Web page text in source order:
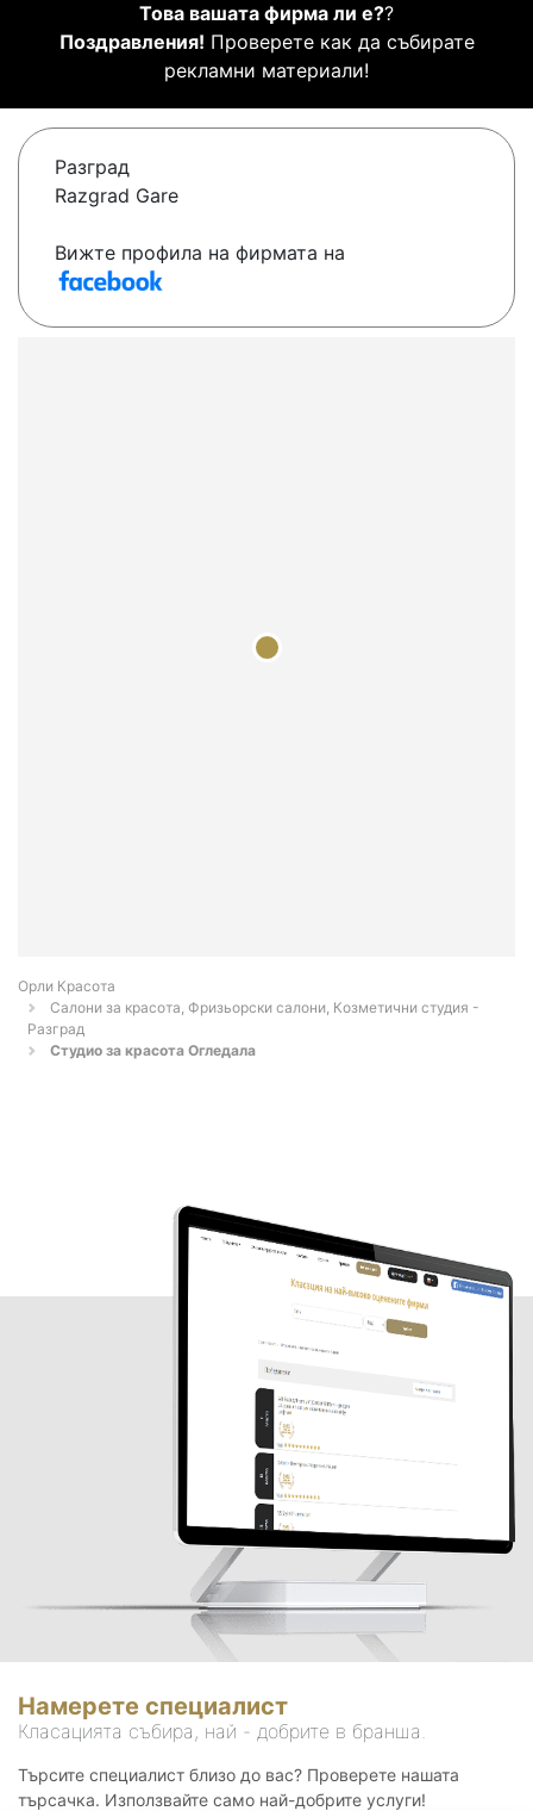
Това вашата фирма ли е??
Поздравления! Проверете как да събирате
рекламни материали!
Разград
Razgrad Gare
Вижте профила на фирмата на
Орли Красота
Салони за красота, Фризьорски салони, Козметични студия -
Разград
Студио за красота Огледала
Намерете специалист
Класацията събира, най - добрите в бранша.
Търсите специалист близо до вас? Проверете нашата
търсачка. Използвайте само най-добрите услуги!